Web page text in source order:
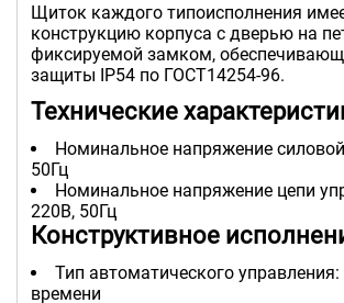
Щиток каждого типоисполнения
конструкцию корпуса с дверью на
фиксируемой замком,
защиты IP54 по ГОСТ14254-96.
Технические
Номинальное напряжение
50Гц
Номинальное напряжение цепи
220В, 50Гц
Конструктивное
Тип автоматического управления:
времени